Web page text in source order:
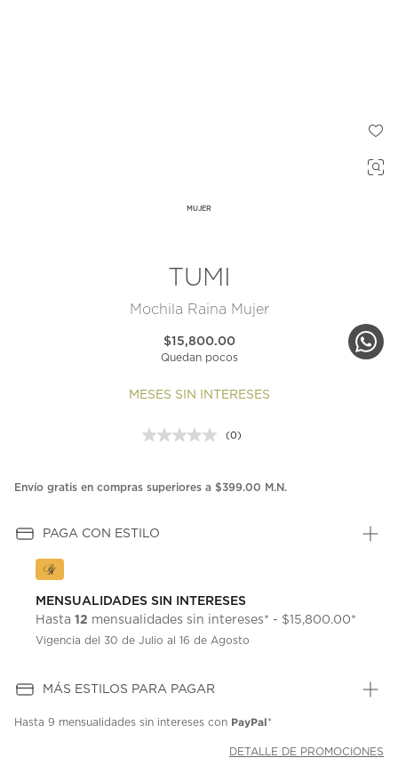
MUJER
TUMI
Mochila Raina Mujer
$15,800.00
Quedan pocos
MESES SIN INTERESES
Sin
en
(0)
Envío gratis en compras superiores a $399.00 M.N.
PAGA CON ESTILO
MENSUALIDADES SIN INTERESES
Hasta 12 mensualidades sin intereses* - $15,800.00*
Vigencia del 30 de Julio al 16 de Agosto
MÁS ESTILOS PARA PAGAR
Hasta 9 mensualidades sin intereses con PayPal*
DETALLE DE PROMOCIONES